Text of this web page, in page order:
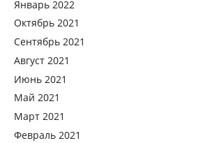
Январь 2022
Октябрь 2021
Сентябрь 2021
Август 2021
Июнь 2021
Май 2021
Март 2021
Февраль 2021